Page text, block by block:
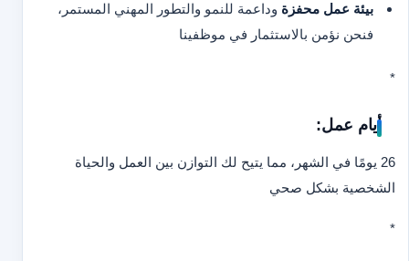
بيئة عمل محفزة وداعمة للنمو والتطور المهني المستمر،
فنحن نؤمن بالاستثمار في موظفينا
*
أيام عمل:
26 يومًا في الشهر، مما يتيح لك التوازن بين العمل والحياة
الشخصية بشكل صحي
*